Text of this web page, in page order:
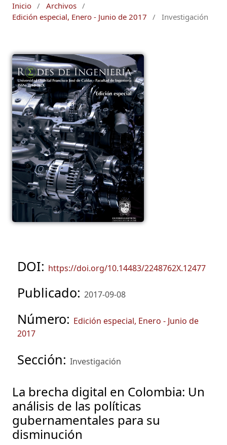
Inicio / Archivos /
Edición especial, Enero - Junio de 2017
/ Investigación
DOI: https://doi.org/10.14483/2248762X.12477
Publicado: 2017-09-08
Número: Edición especial, Enero - Junio de
2017
Sección: Investigación
La brecha digital en Colombia: Un
análisis de las políticas
gubernamentales para su
disminución